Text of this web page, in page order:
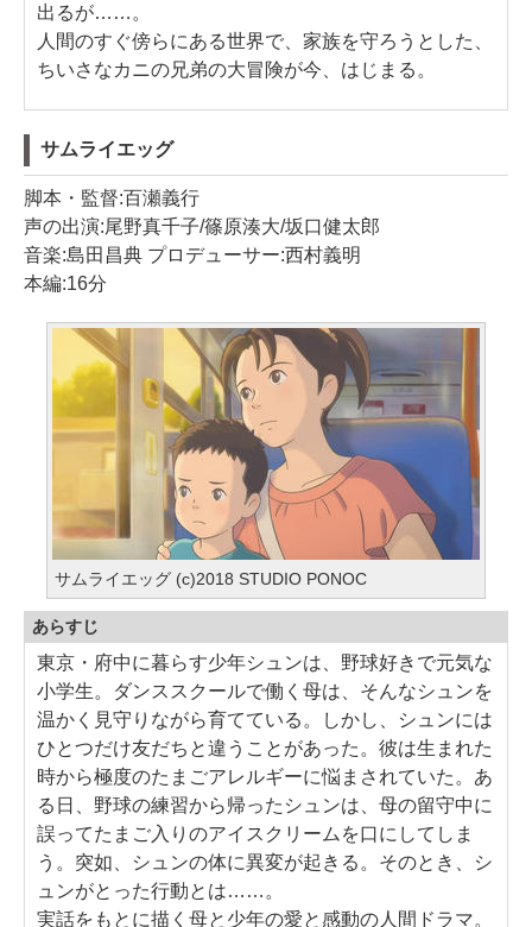
出るが……。
人間のすぐ傍らにある世界で、家族を守ろうとした、
ちいさなカニの兄弟の大冒険が今、はじまる。
サムライエッグ
脚本・監督:百瀬義行
声の出演:尾野真千子/篠原湊大/坂口健太郎
音楽:島田昌典 プロデューサー:西村義明
本編:16分
サムライエッグ (c)2018 STUDIO PONOC
あらすじ
東京・府中に暮らす少年シュンは、野球好きで元気な
小学生。ダンススクールで働く母は、そんなシュンを
温かく見守りながら育てている。しかし、シュンには
ひとつだけ友だちと違うことがあった。彼は生まれた
時から極度のたまごアレルギーに悩まされていた。あ
る日、野球の練習から帰ったシュンは、母の留守中に
誤ってたまご入りのアイスクリームを口にしてしま
う。突如、シュンの体に異変が起きる。そのとき、シ
ュンがとった行動とは……。
実話をもとに描く母と少年の愛と感動の人間ドラマ。